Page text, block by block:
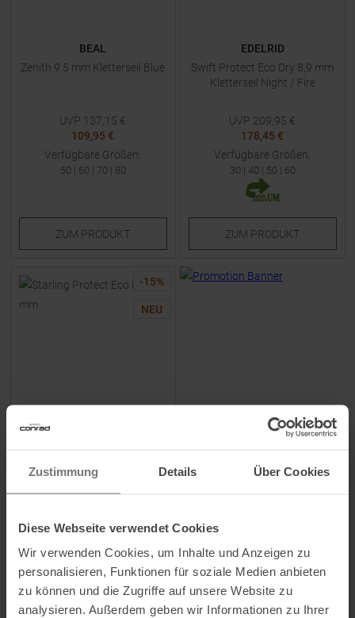
Zustimmung Details Über Cookies
Diese Webseite verwendet Cookies
Wir verwenden Cookies, um Inhalte und Anzeigen zu
personalisieren, Funktionen für soziale Medien anbieten
zu können und die Zugriffe auf unsere Website zu
analysieren. Außerdem geben wir Informationen zu Ihrer
BEAL
Zenith 9.5 mm Kletterseil Blue
UVP 137,15 €
109,95 €
Verfügbare Größen:
50 | 60 | 70 | 80
ZUM PRODUKT
EDELRID
Swift Protect Eco Dry 8,9 mm
Kletterseil Night / Fire
UVP 209,95 €
178,45 €
Verfügbare Größen:
30 | 40 | 50 | 60
ZUM PRODUKT
-15%
NEU
Verfügbare Größen:
60
ZUMPRODUKT